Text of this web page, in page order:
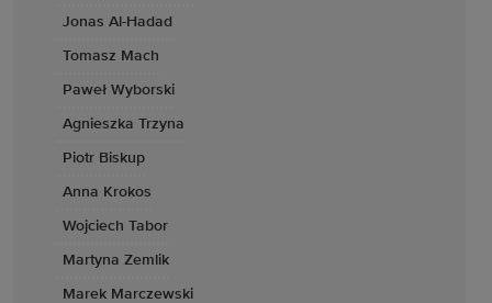
Jonas Al-Hadad
Tomasz Mach
Paweł Wyborski
Agnieszka Trzyna
Piotr Biskup
Anna Krokos
Wojciech Tabor
Martyna Zemlik
Marek Marczewski